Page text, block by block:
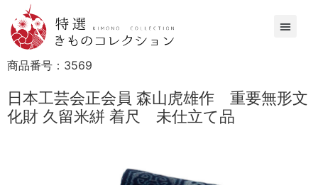
商品番号： 3569
日本工芸会正会員 森山虎雄作 重要無形文
化財 久留米絣 着尺 未仕立て品